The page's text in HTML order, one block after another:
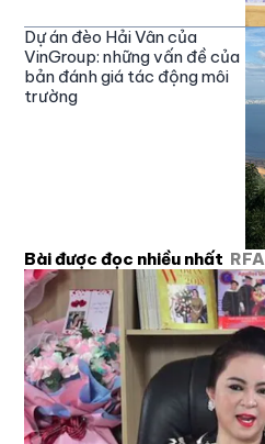
Dự án đèo Hải Vân của
VinGroup: những vấn đề của
bản đánh giá tác động môi
trường
Bài được đọc nhiều nhất RFA